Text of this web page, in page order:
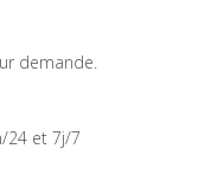
demande.
24 et 7j/7